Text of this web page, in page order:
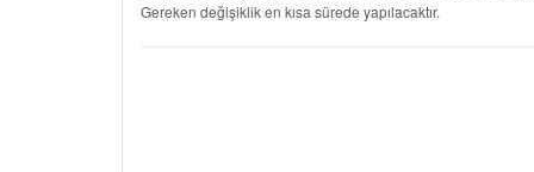
Gereken değişiklik en kısa sürede yapılacaktır.